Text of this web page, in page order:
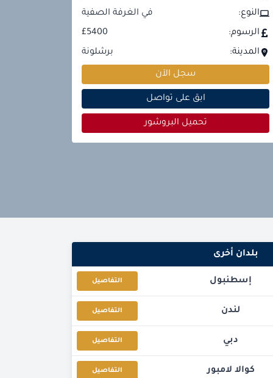
النوع:
في الغرفة الصفية
الرسوم:
£5400
المدينة:
برشلونة
سجل الآن
ابق على تواصل
تحميل البروشور
بلدان أخرى
إسطنبول التفاصيل
لندن التفاصيل
دبي التفاصيل
كوالا لامبور التفاصيل